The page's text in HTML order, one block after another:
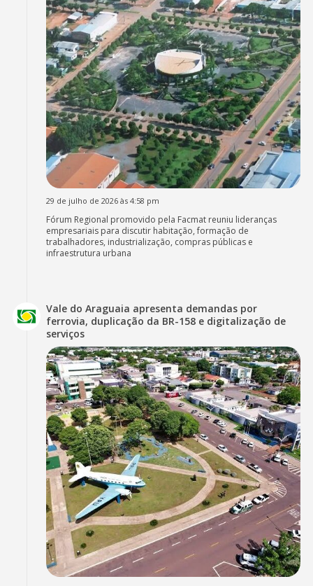
29 de julho de 2026 às 4:58 pm
Fórum Regional promovido pela Facmat reuniu lideranças
empresariais para discutir habitação, formação de
trabalhadores, industrialização, compras públicas e
infraestrutura urbana
Vale do Araguaia apresenta demandas por
ferrovia, duplicação da BR-158 e digitalização de
serviços